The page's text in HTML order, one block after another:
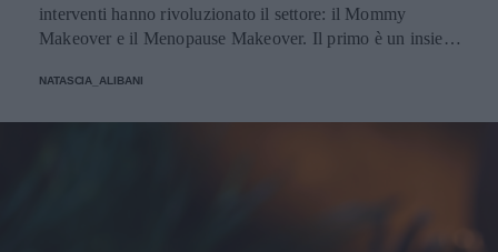
interventi hanno rivoluzionato il settore: il Mommy
Makeover e il Menopause Makeover. Il primo è un insieme
donne a recuperare la forma fisica e l'aspetto che avevano
NATASCIA_ALIBANI